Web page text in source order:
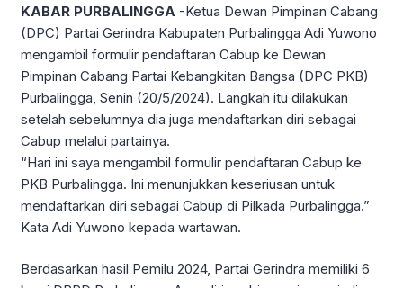
KABAR PURBALINGGA -Ketua Dewan Pimpinan Cabang
(DPC) Partai Gerindra Kabupaten Purbalingga Adi Yuwono
mengambil formulir pendaftaran Cabup ke Dewan
Pimpinan Cabang Partai Kebangkitan Bangsa (DPC PKB)
Purbalingga, Senin (20/5/2024). Langkah itu dilakukan
setelah sebelumnya dia juga mendaftarkan diri sebagai
Cabup melalui partainya.
“Hari ini saya mengambil formulir pendaftaran Cabup ke
PKB Purbalingga. Ini menunjukkan keseriusan untuk
mendaftarkan diri sebagai Cabup di Pilkada Purbalingga.”
Kata Adi Yuwono kepada wartawan.
Berdasarkan hasil Pemilu 2024, Partai Gerindra memiliki 6